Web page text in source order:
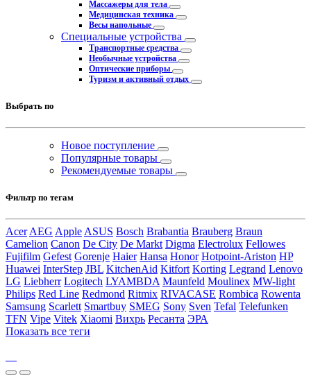
Массажеры для тела
Медицинская техника
Весы напольные
Специальные устройства
Транспортные средства
Необычные устройства
Оптические приборы
Туризм и активный отдых
Выбрать по
Новое поступление
Популярные товары
Рекомендуемые товары
Фильтр по тегам
Acer AEG Apple ASUS Bosch Brabantia Brauberg Braun
Camelion Canon De City De Markt Digma Electrolux Fellowes
Fujifilm Gefest Gorenje Haier Hansa Honor Hotpoint-Ariston HP
Huawei InterStep JBL KitchenAid Kitfort Korting Legrand Lenovo
LG Liebherr Logitech LYAMBDA Maunfeld Moulinex MW-light
Philips Red Line Redmond Ritmix RIVACASE Rombica Rowenta
Samsung Scarlett Smartbuy SMEG Sony Sven Tefal Telefunken
TFN Vipe Vitek Xiaomi Вихрь Ресанта ЭРА
Показать все теги